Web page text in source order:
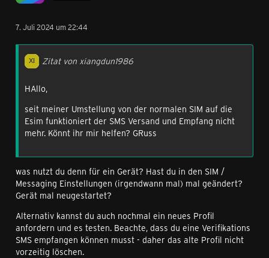
7. Juli 2024 um 22:44
Zitat von xiangdun1986
HAllo,
seit meiner Umstellung von der normalen SIM auf die
Esim funktioniert der SMS Versand und Empfang nicht
mehr. Könnt ihr mir helfen? GRuss
was nutzt du denn für ein Gerät? Hast du in den SIM /
Messaging Einstellungen (irgendwann mal) mal geändert?
Gerät mal neugestartet?
Alternativ kannst du auch nochmal ein neues Profil
anfordern und es testen. Beachte, dass du eine Verifikations
SMS empfangen können musst - daher das alte Profil nicht
vorzeitig löschen.